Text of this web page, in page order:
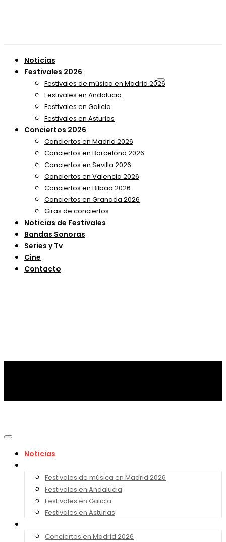
Noticias
Festivales 2026
Festivales de música en Madrid 2026
Festivales en Andalucia
Festivales en Galicia
Festivales en Asturias
Conciertos 2026
Conciertos en Madrid 2026
Conciertos en Barcelona 2026
Conciertos en Sevilla 2026
Conciertos en Valencia 2026
Conciertos en Bilbao 2026
Conciertos en Granada 2026
Giras de conciertos
Noticias de Festivales
Bandas Sonoras
Series y Tv
Cine
Contacto
Noticias
Festivales de música en Madrid 2026
Festivales en Andalucia
Festivales en Galicia
Festivales en Asturias
Conciertos en Madrid 2026